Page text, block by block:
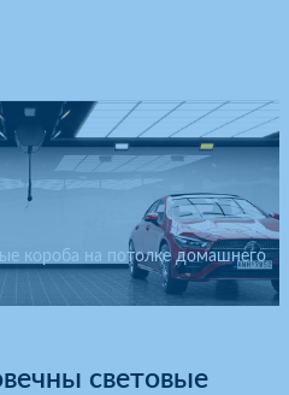
короба на потолке домашнего
световые